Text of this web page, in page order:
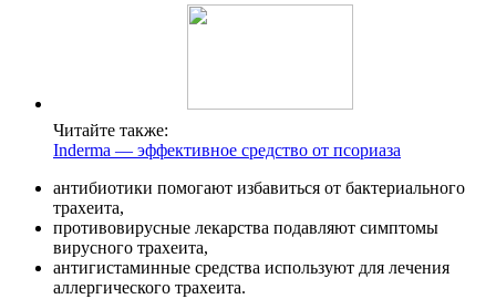
Читайте также:
Inderma — эффективное средство от псориаза
антибиотики помогают избавиться от бактериального
трахеита,
противовирусные лекарства подавляют симптомы
вирусного трахеита,
антигистаминные средства используют для лечения
аллергического трахеита.